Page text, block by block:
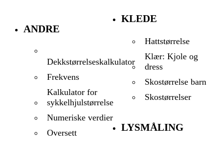
ANDRE
Dekkstørrelseskalkulator
Frekvens
Kalkulator for
sykkelhjulstørrelse
Numeriske verdier
Oversett
KLEDE
Hattstørrelse
Klær: Kjole og
dress
Skostørrelse barn
Skostørrelser
LYSMÅLING